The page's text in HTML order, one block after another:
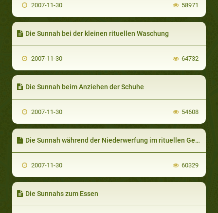
2007-11-30 58971
Die Sunnah bei der kleinen rituellen Waschung
2007-11-30 64732
Die Sunnah beim Anziehen der Schuhe
2007-11-30 54608
Die Sunnah während der Niederwerfung im rituellen Gebet
2007-11-30 60329
Die Sunnahs zum Essen